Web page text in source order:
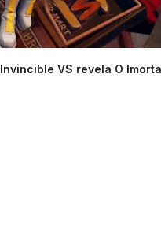
Invincible VS revela O